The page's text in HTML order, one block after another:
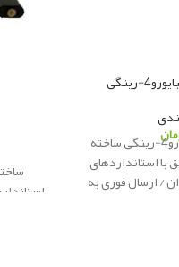
باک شش لایه پلیمری تیبایورو4+رینگی ساخته
با استانداردهای
در تهران / ارسال فوری به